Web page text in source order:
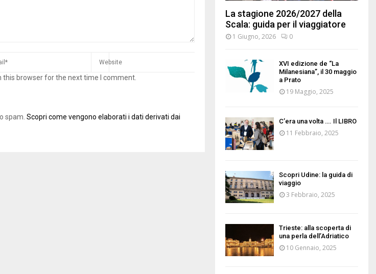
this browser for the next time I comment.
spam. Scopri come vengono elaborati i dati derivati dai
La stagione 2026/2027 della
Scala: guida per il viaggiatore
1 Giugno, 2026 0
XVI edizione de “La
Milanesiana”, il 30 maggio
a Prato
19 Maggio, 2025
C’era una volta …. Il LIBRO
11 Febbraio, 2025
Scopri Udine: la guida di
viaggio
3 Febbraio, 2025
Trieste: alla scoperta di
una perla dell’Adriatico
10 Gennaio, 2025